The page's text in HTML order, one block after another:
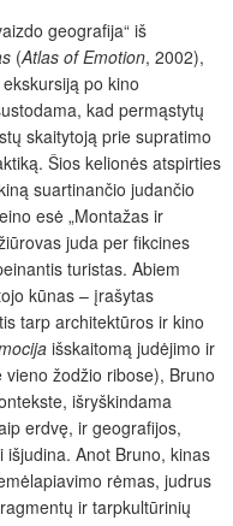
geografija“ iš
(Atlas of Emotion, 2002),
po kino
kad permąstytų
skaitytoją prie supratimo
Šios kelionės atspirties
suartinančio judančio
esė „Montažas ir
juda per fikcines
turistas. Abiem
kūnas – įrašytas
tarp architektūros ir kino
išskaitomą judėjimo ir
žodžio ribose), Bruno
išryškindama
erdvę, ir geografijos,
Anot Bruno, kinas
rėmas, judrus
ir tarpkultūrinių